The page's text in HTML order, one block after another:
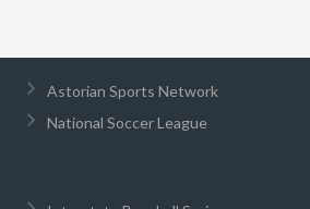
Astorian Sports Network
National Soccer League